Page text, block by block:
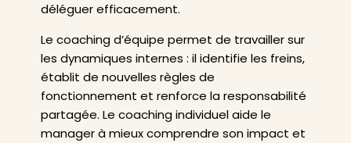
déléguer efficacement.
Le coaching d’équipe permet de travailler sur
les dynamiques internes : il identifie les freins,
établit de nouvelles règles de
fonctionnement et renforce la responsabilité
partagée. Le coaching individuel aide le
manager à mieux comprendre son impact et